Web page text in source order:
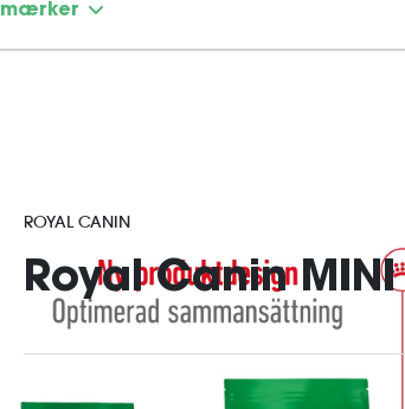
ROYAL CANIN
Royal Canin
ROYAL CANIN® Mini Adult er et